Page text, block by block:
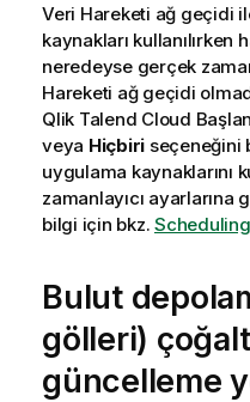
Veri Hareketi ağ geçidi
kaynakları
neredeyse gerçek
Hareketi ağ geçidi
Qlik Talend Cloud
veya Hiçbiri seçeneğini
uygulama kaynaklarını
zamanlayıcı ayarlarına
bilgi için bkz.
Bulut
gölleri)
güncelleme